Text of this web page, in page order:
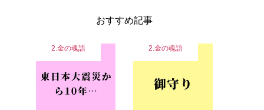
おすすめ記事
2.金の魂語 2.金の魂語